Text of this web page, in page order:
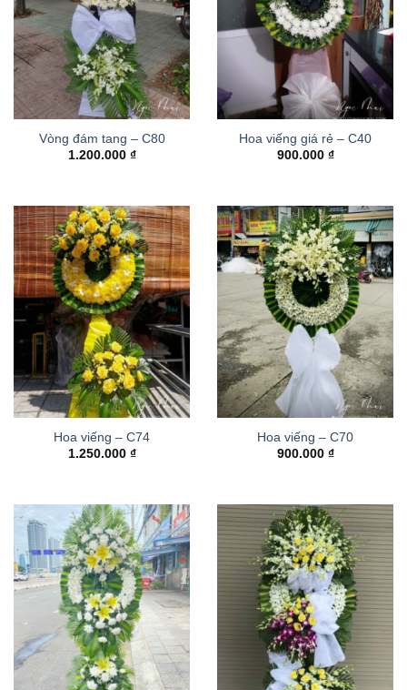
Vòng đám tang – C80
1.200.000 ₫
Hoa viếng giá rẻ – C40
900.000 ₫
Hoa viếng – C74
1.250.000 ₫
Hoa viếng – C70
900.000 ₫